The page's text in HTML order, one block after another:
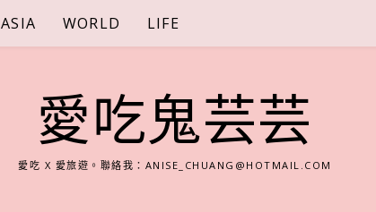
ASIA WORLD LIFE
愛吃鬼芸芸
愛吃 X 愛旅遊。聯絡我： ANISE_CHUANG@HOTMAIL.COM